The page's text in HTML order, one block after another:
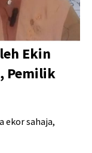
Ekin
Pemilik
ekor sahaja,